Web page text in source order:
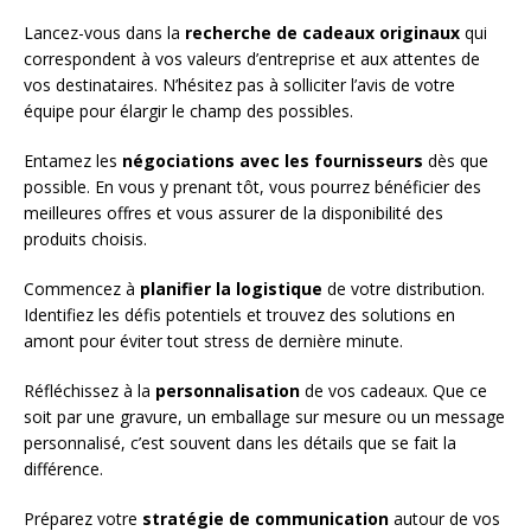
Lancez-vous dans la recherche de cadeaux originaux qui
correspondent à vos valeurs d’entreprise et aux attentes de
vos destinataires. N’hésitez pas à solliciter l’avis de votre
équipe pour élargir le champ des possibles.
Entamez les négociations avec les fournisseurs dès que
possible. En vous y prenant tôt, vous pourrez bénéficier des
meilleures offres et vous assurer de la disponibilité des
produits choisis.
Commencez à planifier la logistique de votre distribution.
Identifiez les défis potentiels et trouvez des solutions en
amont pour éviter tout stress de dernière minute.
Réfléchissez à la personnalisation de vos cadeaux. Que ce
soit par une gravure, un emballage sur mesure ou un message
personnalisé, c’est souvent dans les détails que se fait la
différence.
Préparez votre stratégie de communication autour de vos